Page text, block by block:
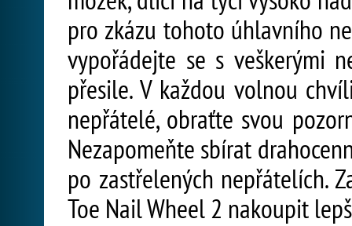
pro zkázu tohoto úhlavního
vypořádejte se s veškerými
přesile. V každou volnou
nepřátelé, obraťte svou
Nezapomeňte sbírat
po zastřelených nepřátelích.
Toe Nail Wheel 2 nakoupit